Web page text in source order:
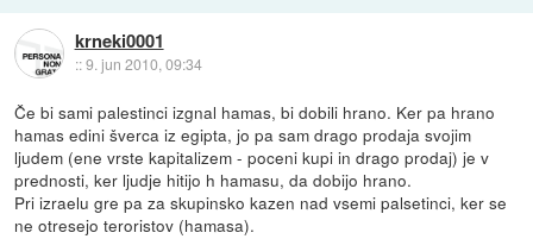
krneki0001
::9. jun 2010, 09:34
Če bi sami palestinci izgnal hamas, bi dobili hrano. Ker pa hrano
hamas edini šverca iz egipta, jo pa sam drago prodaja svojim
ljudem (ene vrste kapitalizem - poceni kupi in drago prodaj) je v
prednosti, ker ljudje hitijo h hamasu, da dobijo hrano.
Pri izraelu gre pa za skupinsko kazen nad vsemi palsetinci, ker se
ne otresejo teroristov (hamasa).